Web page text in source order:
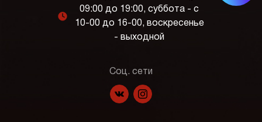
l
09:00 до 19:00, суббота - с
10-00 до 16-00, воскресенье
- выходной
Соц. сети
f p